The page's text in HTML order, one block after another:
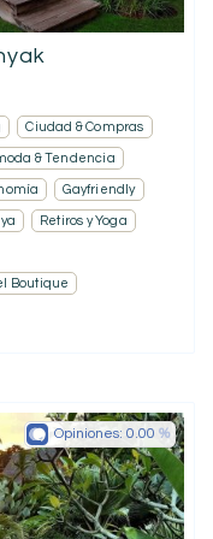
Ciudad & Compras
& Tendencia
Gayfriendly
Retiros y Yoga
Boutique
Opiniones: 0.00